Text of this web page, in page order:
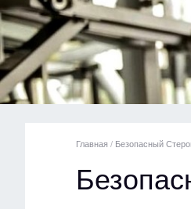
Главная / Безопасный